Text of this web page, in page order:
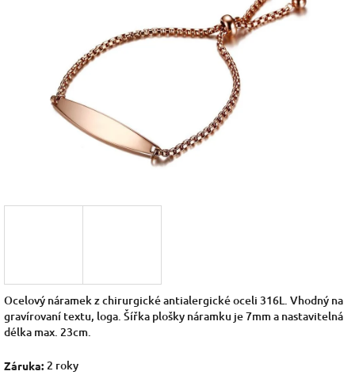
Ocelový náramek z chirurgické antialergické oceli 316L. Vhodný na
gravírovaní textu, loga. Šířka plošky náramku je 7mm a nastavitelná
délka max. 23cm.
Záruka: 2 roky